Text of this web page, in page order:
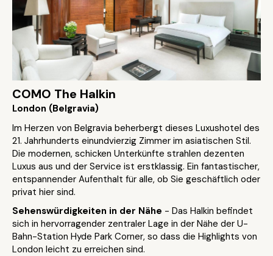
COMO The Halkin
London (Belgravia)
Im Herzen von Belgravia beherbergt dieses Luxushotel des
21. Jahrhunderts einundvierzig Zimmer im asiatischen Stil.
Die modernen, schicken Unterkünfte strahlen dezenten
Luxus aus und der Service ist erstklassig. Ein fantastischer,
entspannender Aufenthalt für alle, ob Sie geschäftlich oder
privat hier sind.
Sehenswürdigkeiten in der Nähe - Das Halkin befindet
sich in hervorragender zentraler Lage in der Nähe der U-
Bahn-Station Hyde Park Corner, so dass die Highlights von
London leicht zu erreichen sind.